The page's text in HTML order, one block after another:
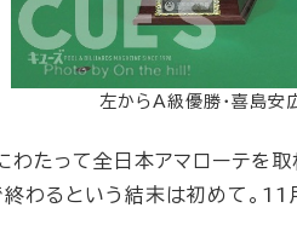
左からA級優勝・喜島安
たって全日本アマローテを
わるという結末は初めて。